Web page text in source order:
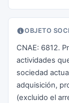
OBJETO
CNAE: 6812.
actividades
sociedad
adquisición,
(excluido el